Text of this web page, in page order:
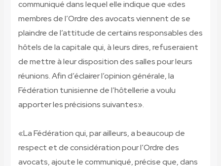
communiqué dans lequel elle indique que «des
membres de l’Ordre des avocats viennent de se
plaindre de l’attitude de certains responsables des
hôtels de la capitale qui, à leurs dires, refuseraient
de mettre à leur disposition des salles pour leurs
réunions. Afin d’éclairer l’opinion générale, la
Fédération tunisienne de l’hôtellerie a voulu
apporter les précisions suivantes».
«La Fédération qui, par ailleurs, a beaucoup de
respect et de considération pour l’Ordre des
avocats, ajoute le communiqué, précise que, dans